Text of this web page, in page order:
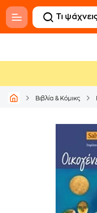
Βιβλία & Κόμικς